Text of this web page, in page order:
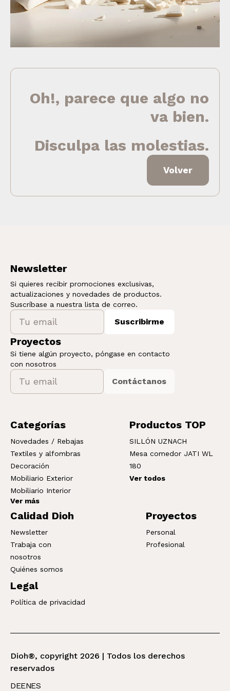
Oh!, parece que algo no
va bien.
Disculpa las molestias.
Volver
Newsletter
Si quieres recibir promociones exclusivas,
actualizaciones y novedades de productos.
Suscríbase a nuestra lista de correo.
Suscribirme
Proyectos
Si tiene algún proyecto, póngase en contacto
con nosotros
Contáctanos
Categorías
Novedades / Rebajas
Textiles y alfombras
Decoración
Mobiliario Exterior
Mobiliario Interior
Ver más
Productos TOP
SILLÓN UZNACH
Mesa comedor JATI WL
180
Ver todos
Calidad Dioh
Newsletter
Trabaja con
nosotros
Quiénes somos
Proyectos
Personal
Profesional
Legal
Política de privacidad
Dioh®, copyright 2026 | Todos los derechos
reservados
DEENES